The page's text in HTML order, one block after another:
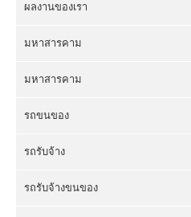
ผลงานของเรา
มหาสารคาม
มหาสารคาม
รถขนของ
รถรับจ้าง
รถรับจ้างขนของ